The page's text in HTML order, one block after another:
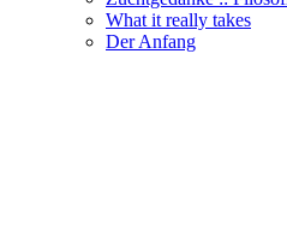
What it really takes
Der Anfang